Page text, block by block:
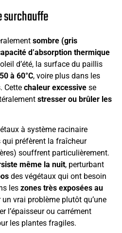
surchauffe
sombre (gris
d’absorption thermique
d’été, la surface du paillis
50 à 60°C, voire plus dans les
Cette chaleur excessive se
stresser ou brûler les
à système racinaire
qui préfèrent la fraîcheur
souffrent particulièrement.
même la nuit, perturbant
des végétaux qui ont besoin
les zones très exposées au
un vrai problème plutôt qu’une
l’épaisseur ou carrément
les plantes fragiles.